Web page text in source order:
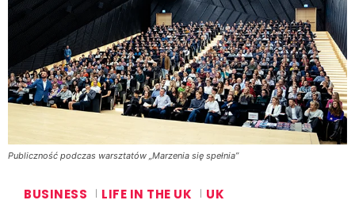
Publiczność podczas warsztatów „Marzenia się spełnia”
BUSINESS LIFE IN THE UK UK